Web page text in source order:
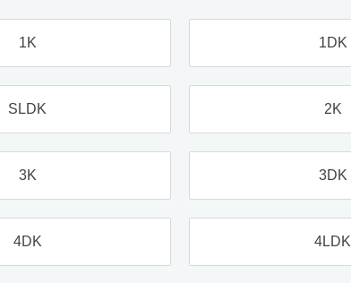
1K 1DK
SLDK 2K
3K 3DK
4DK 4LDK